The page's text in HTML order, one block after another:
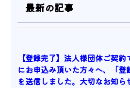
最新の記事
【登録完了】法人様団体ご契約
にお申込み頂いた方々へ、「登
を送信しました。大切なお知ら